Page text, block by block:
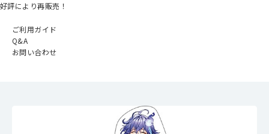
好評により再販売！
ご利用ガイド
Q&A
お問い合わせ